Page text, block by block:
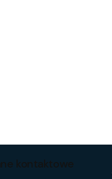
kontaktowe